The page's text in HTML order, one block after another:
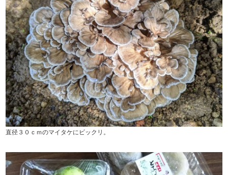
直径３０ｃｍのマイタケにビックリ。